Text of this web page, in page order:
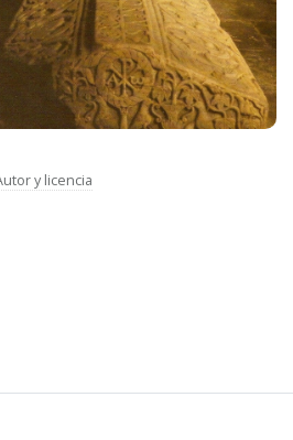
y licencia